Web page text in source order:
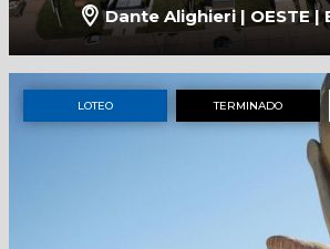
Dante Alighieri | OESTE |
LOTEO TERMINADO